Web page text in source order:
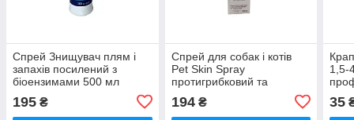
Спрей Знищувач плям і
запахів посилений з
біоензимами 500 мл
195 ₴
Спрей для собак і котів
Pet Skin Spray
протигрибковий та
антибактеріальний 200 мл
Vitomax
194₴
1,5-
35